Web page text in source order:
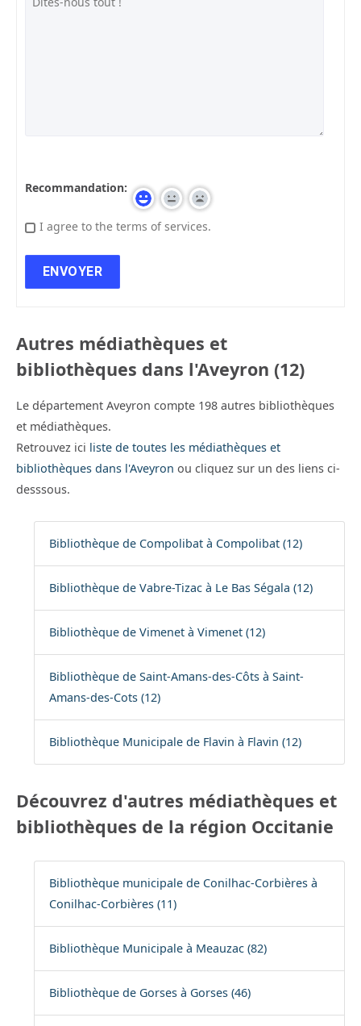
Recommandation:
I agree to the terms of services.
Autres médiathèques et
bibliothèques dans l'Aveyron (12)
Le département Aveyron compte 198 autres bibliothèques
et médiathèques.
Retrouvez ici liste de toutes les médiathèques et
bibliothèques dans l'Aveyron ou cliquez sur un des liens ci-
desssous.
Bibliothèque de Compolibat à Compolibat (12)
Bibliothèque de Vabre-Tizac à Le Bas Ségala (12)
Bibliothèque de Vimenet à Vimenet (12)
Bibliothèque de Saint-Amans-des-Côts à Saint-
Amans-des-Cots (12)
Bibliothèque Municipale de Flavin à Flavin (12)
Découvrez d'autres médiathèques et
bibliothèques de la région Occitanie
Bibliothèque municipale de Conilhac-Corbières à
Conilhac-Corbières (11)
Bibliothèque Municipale à Meauzac (82)
Bibliothèque de Gorses à Gorses (46)